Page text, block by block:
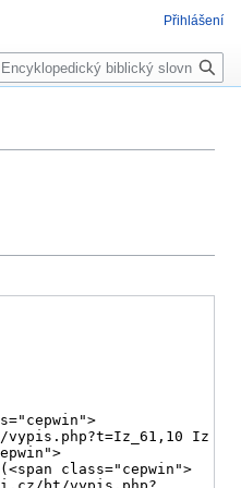
Přihlášení